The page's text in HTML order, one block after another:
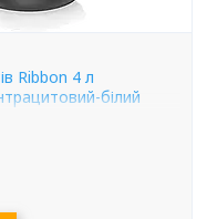
Ribbon 4 л
білий